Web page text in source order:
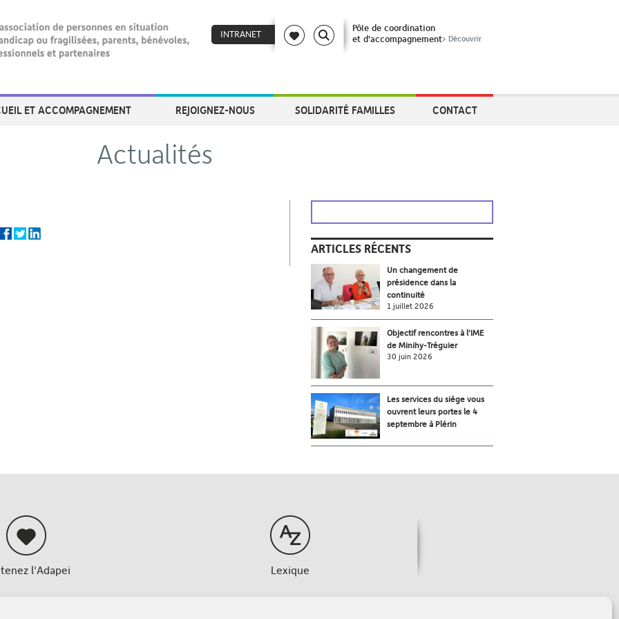
INTRANET
Pôle de coordination
et d’accompagnement> Découvrir
ET ACCOMPAGNEMENT REJOIGNEZ-NOUS SOLIDARITÉ FAMILLES CONTACT
Actualités
ARTICLES RÉCENTS
Un changement de
présidence dans la
continuité
1 juillet 2026
Objectif rencontres à l’IME
de Minihy-Tréguier
30 juin 2026
Les services du siège vous
ouvrent leurs portes le 4
septembre à Plérin
l'Adapei Lexique